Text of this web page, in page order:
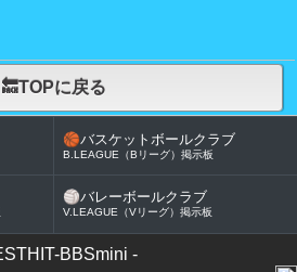
🔙TOPに戻る
🏀バスケットボールクラブ
B.LEAGUE（Bリーグ）掲示板
🏐バレーボールクラブ
V.LEAGUE（Vリーグ）掲示板
BBSmini -